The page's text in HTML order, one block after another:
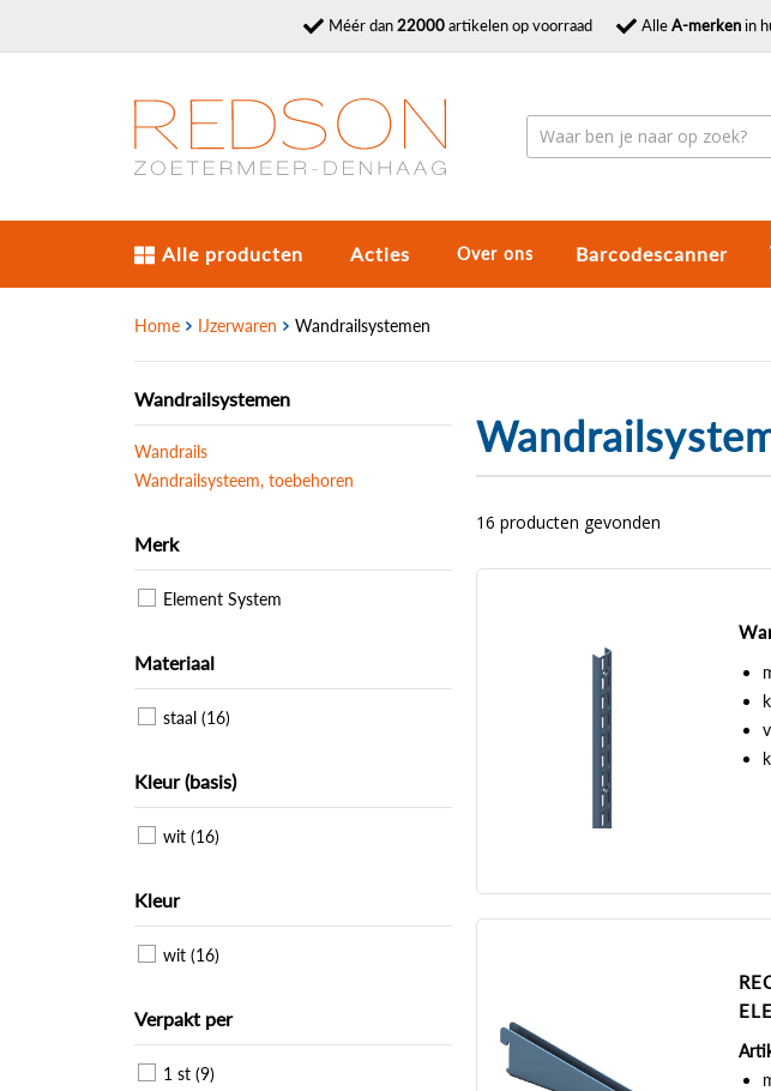
Méér dan22000artikelen op voorraad AlleA-merkenin
Alle producten Acties Over ons Barcodescanner
Home IJzerwaren Wandrailsystemen
Wandrailsystemen
Wandrails
Wandrailsysteem, toebehoren
Merk
Element System
Materiaal
staal (16)
Kleur (basis)
wit (16)
Kleur
wit (16)
Verpakt per
1 st (9)
16 producten gevonden